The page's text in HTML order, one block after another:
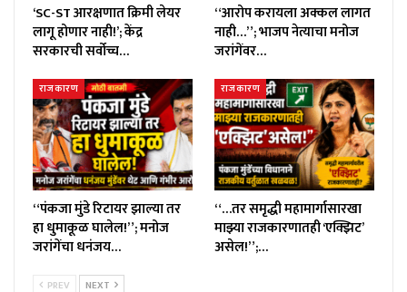
‘SC-ST आरक्षणात क्रिमी लेयर
लागू होणार नाही!’; केंद्र
सरकारची सर्वोच्च…
“आरोप करायला अक्कल लागत
नाही…”; भाजप नेत्याचा मनोज
जरांगेंवर…
राजकारण
“पंकजा मुंडे रिटायर झाल्या तर
हा धुमाकूळ घालेल!”; मनोज
जरांगेंचा धनंजय…
राजकारण
“…तर समृद्धी महामार्गासारखा
माझ्या राजकारणातही ‘एक्झिट’
असेल!”;…
PREV NEXT